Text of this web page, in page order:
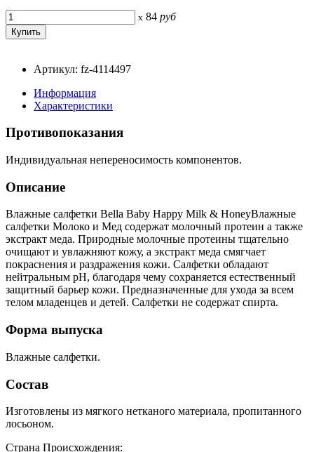
x 84 руб
Артикул: fz-4114497
Информация
Характеристики
Противопоказания
Индивидуальная непереносимость компонентов.
Описание
Влажные салфетки Bella Baby Happy Milk & HoneyВлажные
салфетки Молоко и Мед содержат молочный протеин а также
экстракт меда. Природные молочные протеины тщательно
очищают и увлажняют кожу, а экстракт меда смягчает
покраснения и раздражения кожи. Салфетки обладают
нейтральным pH, благодаря чему сохраняется естественный
защитный барьер кожи. Предназначенные для ухода за всем
телом младенцев и детей. Салфетки не содержат спирта.
Форма выпуска
Влажные салфетки.
Состав
Изготовлены из мягкого нетканого материала, пропитанного
лосьоном.
Страна Происхождения: